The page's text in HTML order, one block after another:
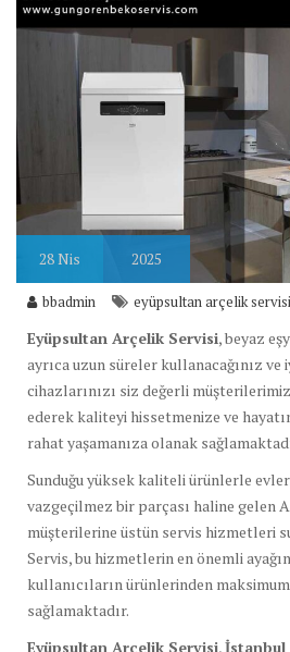
28Nis 2025
bbadmin eyüpsultan arçelik servisi
Eyüpsultan Arçelik Servisi, beyaz
ayrıca uzun süreler kullanacağınız ve
cihazlarınızı siz değerli
ederek kaliteyi hissetmenize ve
rahat yaşamanıza olanak
Sunduğu yüksek kaliteli ürünlerle
vazgeçilmez bir parçası haline gelen
müşterilerine üstün servis hizmetleri
Servis, bu hizmetlerin en önemli
kullanıcıların ürünlerinden
sağlamaktadır.
Eyüpsultan Arçelik Servisi,İstanbul